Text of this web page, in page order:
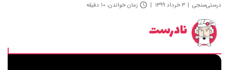
درستی‌سنجی ۳ خرداد ۱۳۹۹ زمان خواندن: ۱۰ دقیقه
نادرست